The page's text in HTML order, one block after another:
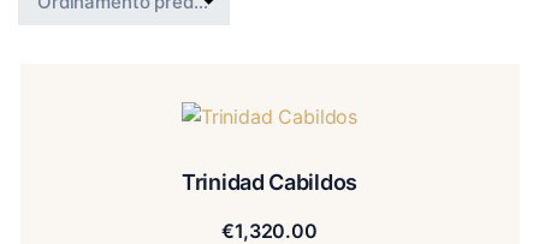
Trinidad Cabildos
€1,320.00